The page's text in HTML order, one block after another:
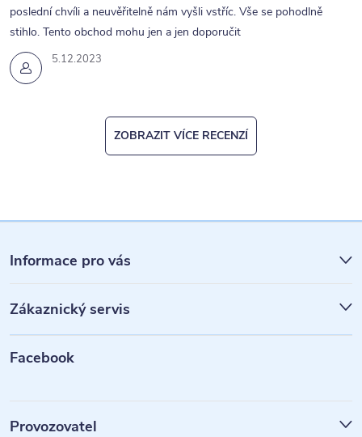
5.12.2023
poslední chvíli a neuvěřitelně nám vyšli vstříc. Vše se pohodlně
stihlo. Tento obchod mohu jen a jen doporučit
ZOBRAZIT VÍCE RECENZÍ
á
p
a
Informace pro vás
Zákaznický servis
Facebook
Provozovatel